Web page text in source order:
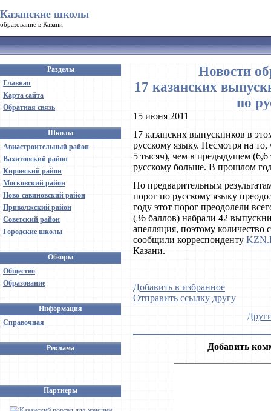
Казанские школы
образование в Казани
Разделы
Главная
Карта сайта
Обратная связь
Школы
Авиастроительный район
Вахитовский район
Кировский район
Московский район
Ново-савиновский район
Приволжский район
Советский район
Городские школы
Обзоры
Общество
Образование
Информация
Справочная
Реклама
Партнеры
Новости
17 казанских
по
15 июня 2011
17 казанских выпускников в
русскому языку. Несмотря на
5 тысяч), чем в предыдущем (6,6
русскому больше. В прошлом
По предварительным
порог по русскому языку
году этот порог преодолели
(36 баллов) набрали 42
апелляция, поэтому
сообщили корреспонденту
Казани.
Добавить в избранное
Отправить ссылку другу
Добавить